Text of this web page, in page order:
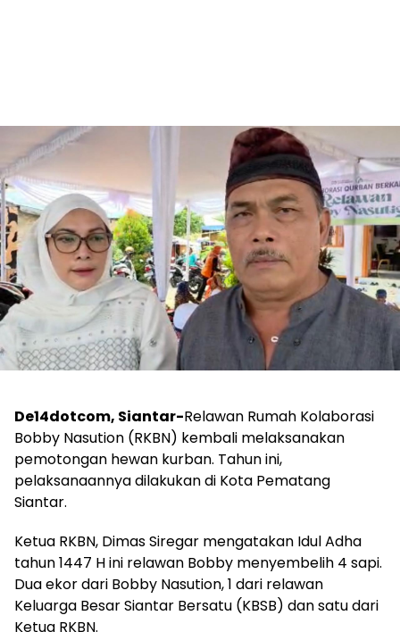
De14dotcom, Siantar-Relawan Rumah Kolaborasi
Bobby Nasution (RKBN) kembali melaksanakan
pemotongan hewan kurban. Tahun ini,
pelaksanaannya dilakukan di Kota Pematang
Siantar.
Ketua RKBN, Dimas Siregar mengatakan Idul Adha
tahun 1447 H ini relawan Bobby menyembelih 4 sapi.
Dua ekor dari Bobby Nasution, 1 dari relawan
Keluarga Besar Siantar Bersatu (KBSB) dan satu dari
Ketua RKBN.